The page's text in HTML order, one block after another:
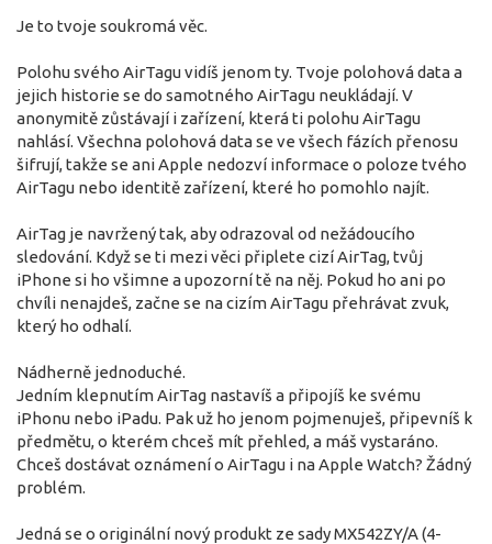
Je to tvoje soukromá věc.
Polohu svého AirTagu vidíš jenom ty. Tvoje polohová data a
jejich historie se do samotného AirTagu neukládají. V
anonymitě zůstávají i zařízení, která ti polohu AirTagu
nahlásí. Všechna polohová data se ve všech fázích přenosu
šifrují, takže se ani Apple nedozví informace o poloze tvého
AirTagu nebo identitě zařízení, které ho pomohlo najít.
AirTag je navržený tak, aby odrazoval od nežádoucího
sledování. Když se ti mezi věci připlete cizí AirTag, tvůj
iPhone si ho všimne a upozorní tě na něj. Pokud ho ani po
chvíli nenajdeš, začne se na cizím AirTagu přehrávat zvuk,
který ho odhalí.
Nádherně jednoduché.
Jedním klepnutím AirTag nastavíš a připojíš ke svému
iPhonu nebo iPadu. Pak už ho jenom pojmenuješ, připevníš k
předmětu, o kterém chceš mít přehled, a máš vystaráno.
Chceš dostávat oznámení o AirTagu i na Apple Watch? Žádný
problém.
Jedná se o originální nový produkt ze sady MX542ZY/A (4-